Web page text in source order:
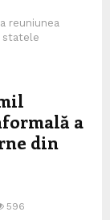
reuniunea
statele
a
din
596